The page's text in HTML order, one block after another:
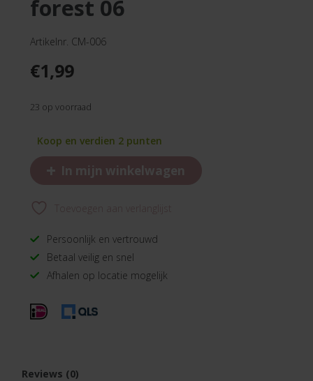
forest 06
Artikelnr. CM-006
€1,99
23 op voorraad
Koop en verdien 2 punten
+ In mijn winkelwagen
Persoonlijk en vertrouwd
Betaal veilig en snel
Afhalen op locatie mogelijk
Reviews (0)